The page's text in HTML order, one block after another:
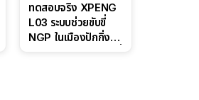
ทดสอบจริง XPENG
L03 ระบบช่วยขับขี่
NGP ในเมืองปักกิ่ง